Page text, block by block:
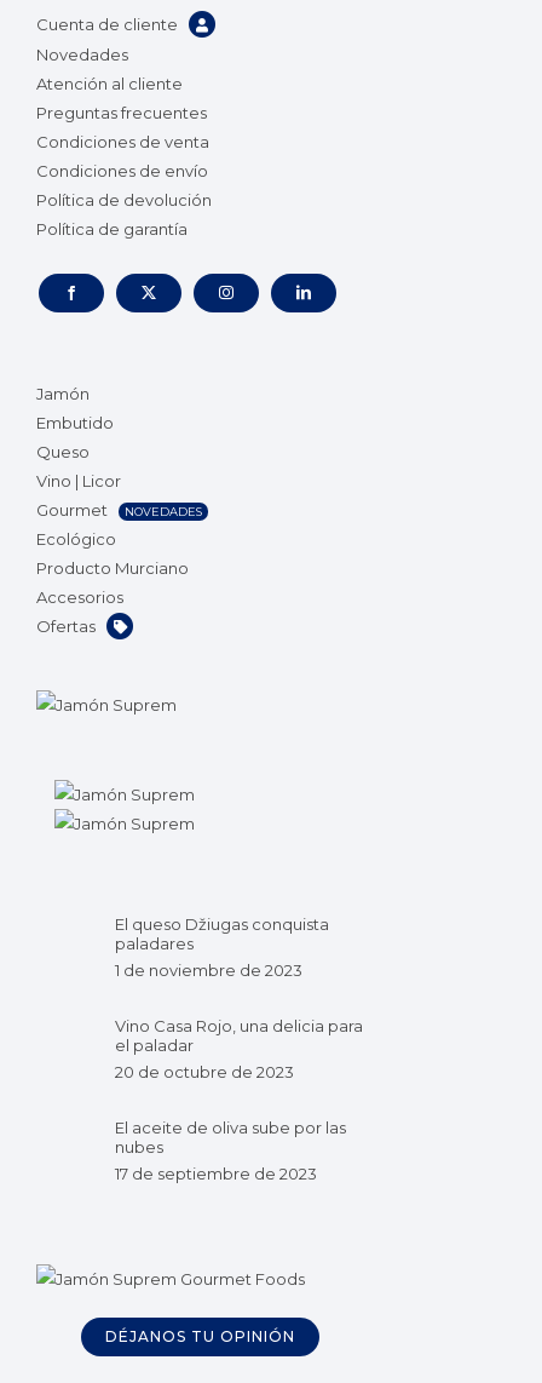
Cuenta de cliente
Novedades
Atención al cliente
Preguntas frecuentes
Condiciones de venta
Condiciones de envío
Política de devolución
Política de garantía
Jamón
Embutido
Queso
Vino | Licor
Gourmet
NOVEDADES
Ecológico
Producto Murciano
Accesorios
Ofertas
El queso Džiugas conquista
paladares
1 de noviembre de 2023
Vino Casa Rojo, una delicia para
el paladar
20 de octubre de 2023
El aceite de oliva sube por las
nubes
17 de septiembre de 2023
DÉJANOS TU OPINIÓN